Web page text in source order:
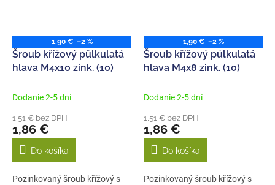
1,90 € –2 %
Šroub křížový půlkulatá
hlava M4x10 zink. (10)
Dodanie 2-5 dní
1,51 € bez DPH
1,86 €
Do košíka
Pozinkovaný šroub křížový s
1,90 € –2 %
Šroub křížový půlkulatá
hlava M4x8 zink. (10)
Dodanie 2-5 dní
1,51 € bez DPH
1,86 €
Do košíka
Pozinkovaný šroub křížový s